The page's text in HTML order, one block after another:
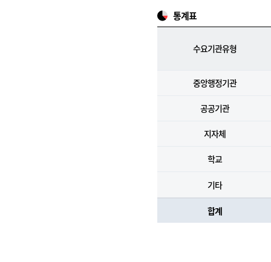
통계표
수요기관유형
중앙행정기관
공공기관
지자체
학교
기타
합계